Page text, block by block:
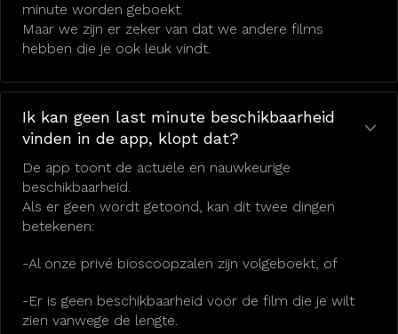
minute worden geboekt.
Maar we zijn er zeker van dat we andere films
hebben die je ook leuk vindt.
Ik kan geen last minute beschikbaarheid
vinden in de app, klopt dat?
De app toont de actuele en nauwkeurige
beschikbaarheid.
Als er geen wordt getoond, kan dit twee dingen
betekenen:
-Al onze privé bioscoopzalen zijn volgeboekt, of
-Er is geen beschikbaarheid voor de film die je wilt
zien vanwege de lengte.